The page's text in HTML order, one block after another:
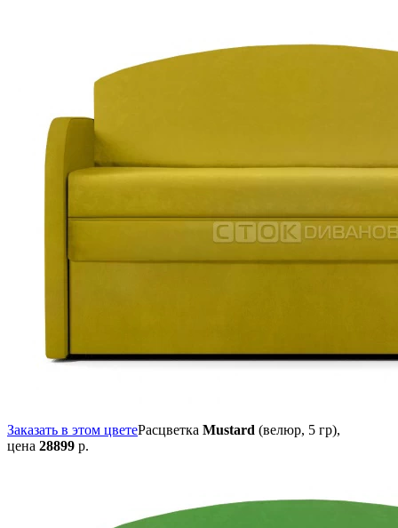
Заказать в этом цветеРасцветка Mustard (велюр, 5 гр),
цена 28899 р.